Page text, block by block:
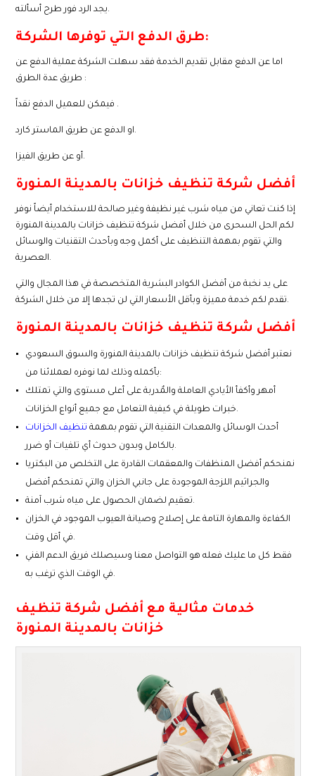
يجد الرد فور طرح أسألته.
طرق الدفع التي توفرها الشركة:
اما عن الدفع مقابل تقديم الخدمة فقد سهلت الشركة عملية الدفع عن
طريق عدة الطرق :
فيمكن للعميل الدفع نقداً .
او الدفع عن طريق الماستر كارد.
أو عن طريق الفيزا.
أفضل شركة تنظيف خزانات بالمدينة المنورة
إذا كنت تعاني من مياه شرب غير نظيفة وغير صالحة للاستخدام أيضاً نوفر
لكم الحل السحرى من خلال أفضل شركة تنظيف خزانات بالمدينة المنورة
والتي تقوم بمهمة التنظيف على أكمل وجه وبأحدث التقنيات والوسائل
العصرية.
على يد نخبة من أفضل الكوادر البشرية المتخصصة في هذا المجال والتي
تقدم لكم خدمة مميزة وبأقل الأسعار التي لن تجدها إلا من خلال الشركة.
أفضل شركة تنظيف خزانات بالمدينة المنورة
نعتبر أفضل شركة تنظيف خزانات بالمدينة المنورة والسوق السعودي
بأكمله وذلك لما نوفره لعملائنا من:
أمهر وأكفأ الأيادي العاملة والمٌدربة على أعلى مستوى والتي تمتلك
خبرات طويلة في كيفية التعامل مع جميع أنواع الخزانات.
أحدث الوسائل والمعدات التقنية التي تقوم بمهمة تنظيف الخزانات
بالكامل وبدون حدوث أي تلفيات أو ضرر.
نمنحكم أفضل المنظفات والمعقمات القادرة على التخلص من البكتريا
والجراثيم اللزجة الموجودة على جانبي الخزان والتي تمنحكم أفضل
تعقيم لضمان الحصول على مياه شرب آمنة.
الكفاءة والمهارة التامة على إصلاح وصيانة العيوب الموجود في الخزان
في أقل وقت.
فقط كل ما عليك فعله هو التواصل معنا وسيصلك فريق الدعم الفني
في الوقت الذي ترغب به.
خدمات مثالية مع أفضل شركة تنظيف
خزانات بالمدينة المنورة